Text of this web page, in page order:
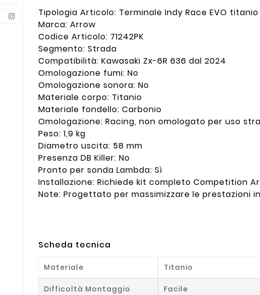
Tipologia Articolo: Terminale Indy Race EVO
Marca: Arrow
Codice Articolo: 71242PK
Segmento: Strada
Compatibilità: Kawasaki Zx-6R 636 dal 2024
Omologazione fumi: No
Omologazione sonora: No
Materiale corpo: Titanio
Materiale fondello: Carbonio
Omologazione: Racing, non omologato per uso
Peso: 1,9 kg
Diametro uscita: 58 mm
Presenza DB Killer: No
Pronto per sonda Lambda: Sì
Installazione: Richiede kit completo Competition
Note: Progettato per massimizzare le prestazioni
Scheda tecnica
Materiale Titanio
Difficoltà Montaggio Facile